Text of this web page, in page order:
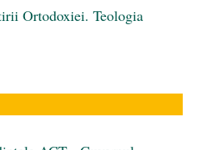
Ortodoxiei. Teologia